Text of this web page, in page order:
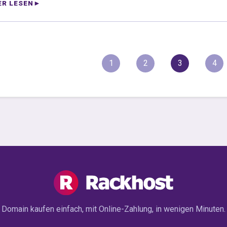
LESEN
1 2 3 4
Domain kaufen einfach, mit Online-Zahlung, in wenigen Minuten.